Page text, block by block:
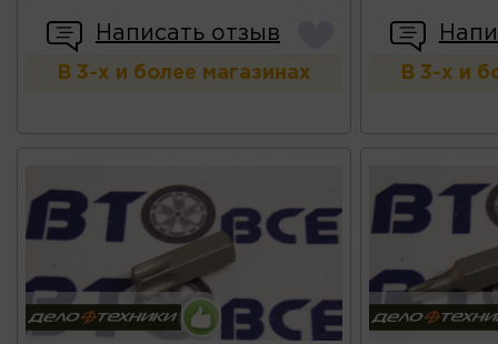
Написать отзыв
В 3-х и более магазинах В 3-х и